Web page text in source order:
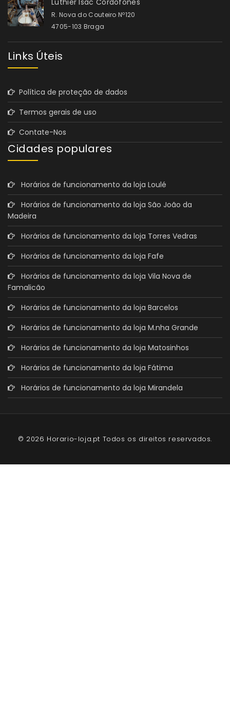
Luthier Isac Cordofones
R. Nova do Couteiro Nº120
4705-103 Braga
Links Úteis
Política de proteção de dados
Termos gerais de uso
Contate-Nos
Cidades populares
Horários de funcionamento da loja Loulé
Horários de funcionamento da loja São João da
Madeira
Horários de funcionamento da loja Torres Vedras
Horários de funcionamento da loja Fafe
Horários de funcionamento da loja Vila Nova de
Famalicão
Horários de funcionamento da loja Barcelos
Horários de funcionamento da loja M.nha Grande
Horários de funcionamento da loja Matosinhos
Horários de funcionamento da loja Fátima
Horários de funcionamento da loja Mirandela
© 2026 Horario-loja.pt Todos os direitos reservados.